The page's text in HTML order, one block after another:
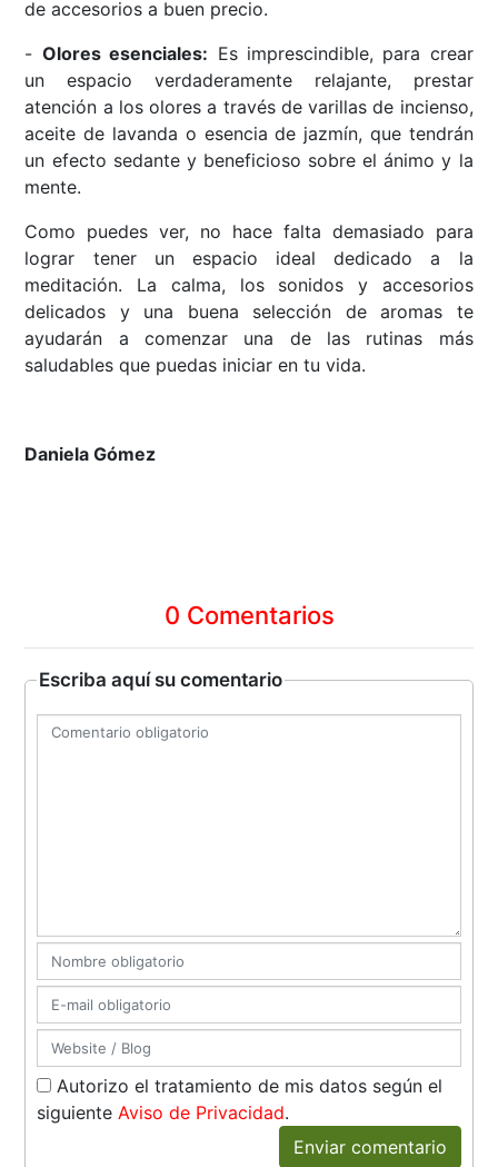
de accesorios a buen precio.
- Olores esenciales: Es imprescindible, para crear
un espacio verdaderamente relajante, prestar
atención a los olores a través de varillas de incienso,
aceite de lavanda o esencia de jazmín, que tendrán
un efecto sedante y beneficioso sobre el ánimo y la
mente.
Como puedes ver, no hace falta demasiado para
lograr tener un espacio ideal dedicado a la
meditación. La calma, los sonidos y accesorios
delicados y una buena selección de aromas te
ayudarán a comenzar una de las rutinas más
saludables que puedas iniciar en tu vida.
Daniela Gómez
0 Comentarios
Escriba aquí su comentario
Autorizo el tratamiento de mis datos según el
siguienteAviso de Privacidad.
Enviar comentario